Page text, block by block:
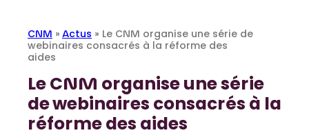
CNM » Actus » Le CNM organise une série de
webinaires consacrés à la réforme des
aides
Le CNM organise une série
de webinaires consacrés à la
réforme des aides